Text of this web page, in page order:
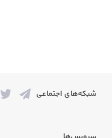
شبکه‌های اجتماعی